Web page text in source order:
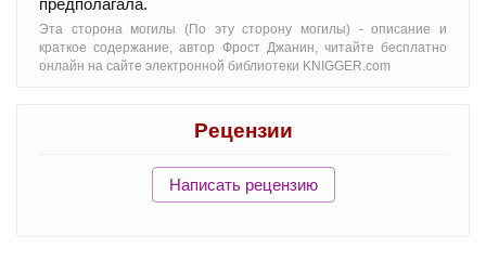
Эта сторона могилы (По эту сторону могилы) - oписание и
краткое содержание, автор Фрост Джанин, читайте бесплатно
онлайн на сайте электронной библиотеки KNIGGER.com
Рецензии
Написать рецензию